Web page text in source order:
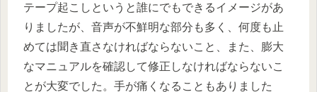
テープ起こしというと誰にでもできるイメージがあ
りましたが、音声が不鮮明な部分も多く、何度も止
めては聞き直さなければならないこと、また、膨大
なマニュアルを確認して修正しなければならないこ
とが大変でした。手が痛くなることもありました